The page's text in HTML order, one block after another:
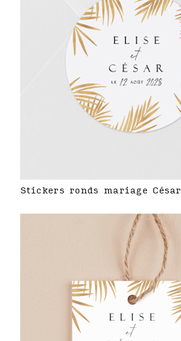
Stickers ronds mariage César